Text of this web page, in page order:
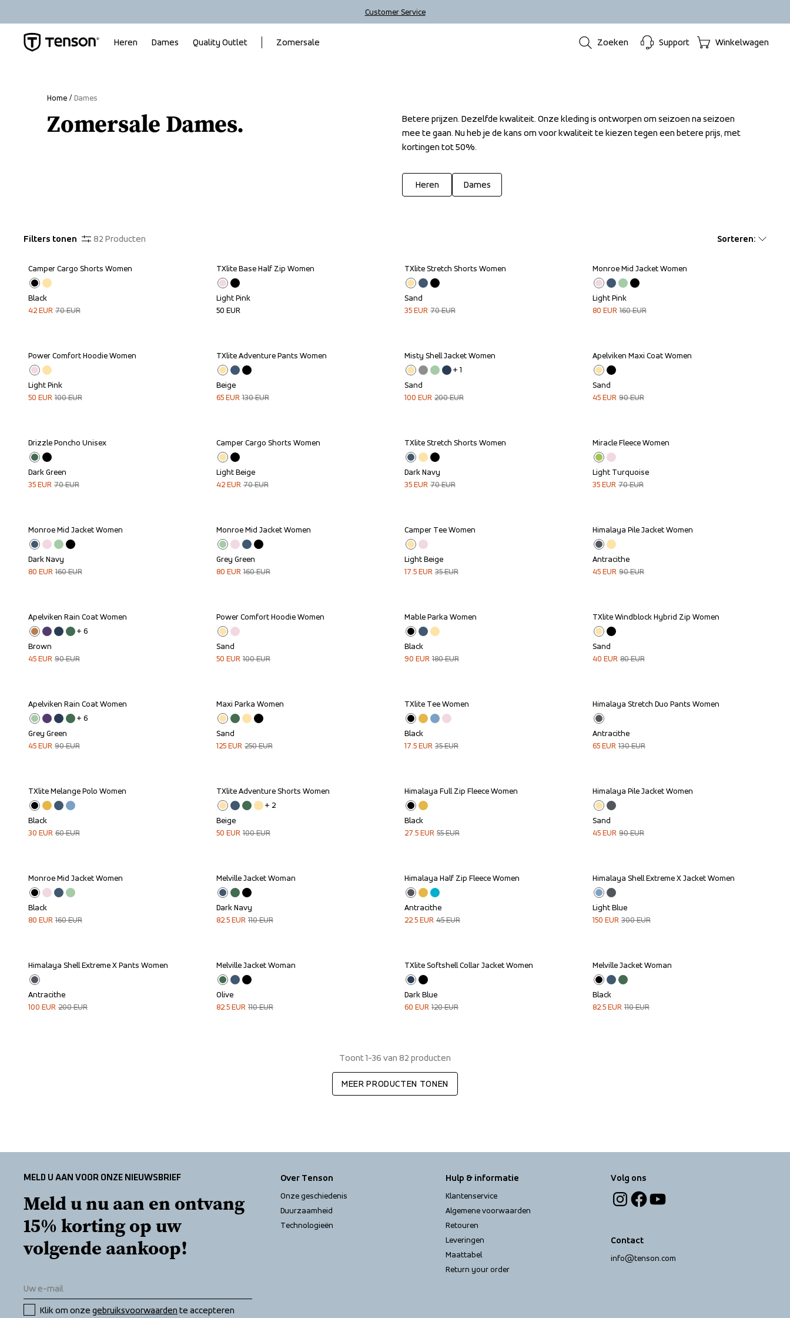
Customer Service
Heren Dames Quality Outlet Zomersale Zoeken Support Winkelwagen
Home Dames
Zomersale Dames.
Betere prijzen. Dezelfde kwaliteit. Onze kleding is ontworpen om seizoen na seizoen
mee te gaan. Nu heb je de kans om voor kwaliteit te kiezen tegen een betere prijs, met
kortingen tot 50%.
Heren Dames
Filters tonen 82 Producten Sorteren:
Sale
Camper Cargo Shorts Women
Black
42EUR 70EUR
TXlite Base Half Zip Women
Light Pink
50 EUR
Sale
TXlite Stretch Shorts Women
Sand
35EUR 70EUR
Sale
Monroe Mid Jacket Women
Light Pink
80 EUR 160EUR
Sale
Power Comfort Hoodie Women
Light Pink
50 EUR 100EUR
Sale
TXlite Adventure Pants Women
Beige
65EUR 130EUR
Sale
Misty Shell Jacket Women
+ 1
Sand
100 EUR 200EUR
Sale
Apelviken Maxi Coat Women
Sand
45EUR 90EUR
Sale
Drizzle Poncho Unisex
Dark Green
35EUR 70EUR
Sale
Camper Cargo Shorts Women
Light Beige
42EUR 70EUR
Sale
TXlite Stretch Shorts Women
Dark Navy
35EUR 70EUR
Sale
Miracle Fleece Women
Light Turquoise
35EUR 70EUR
Sale
Monroe Mid Jacket Women
Dark Navy
80 EUR 160EUR
Sale
Monroe Mid Jacket Women
Grey Green
80 EUR 160EUR
Sale
Camper Tee Women
Light Beige
17.5EUR 35EUR
Sale
Himalaya Pile Jacket Women
Antracithe
45EUR 90EUR
Sale
Apelviken Rain Coat Women
+ 6
Brown
45EUR 90EUR
Sale
Power Comfort Hoodie Women
Sand
50 EUR 100EUR
Sale
Mable Parka Women
Black
90 EUR 180EUR
Sale
TXlite Windblock Hybrid Zip Women
Sand
40 EUR 80EUR
Sale
Apelviken Rain Coat Women
+ 6
Grey Green
45EUR 90EUR
Sale
Maxi Parka Women
Sand
125EUR 250EUR
Sale
TXlite Tee Women
Black
17.5EUR 35EUR
Sale
Himalaya Stretch Duo Pants Women
Antracithe
65EUR 130EUR
Sale
TXlite Melange Polo Women
Black
30 EUR 60EUR
Sale
TXlite Adventure Shorts Women
+ 2
Beige
50 EUR 100EUR
Sale
Himalaya Full Zip Fleece Women
Black
27.5EUR 55EUR
Sale
Himalaya Pile Jacket Women
Sand
45EUR 90EUR
Sale
Monroe Mid Jacket Women
Black
80 EUR 160EUR
Sale
Melville Jacket Woman
Dark Navy
82.5EUR 110EUR
Sale
Himalaya Half Zip Fleece Women
Antracithe
22.5EUR 45EUR
Sale
Himalaya Shell Extreme X Jacket Women
Light Blue
150 EUR 300EUR
Sale
Himalaya Shell Extreme X Pants Women
Antracithe
100 EUR 200EUR
Sale
Melville Jacket Woman
Olive
82.5EUR 110EUR
Sale
TXlite Softshell Collar Jacket Women
Dark Blue
60 EUR 120EUR
Sale
Melville Jacket Woman
Black
82.5EUR 110EUR
Toont 1-36 van 82 producten
MEER PRODUCTEN TONEN
MELD U AAN VOOR ONZE NIEUWSBRIEF
Meld u nu aan en ontvang
15% korting op uw
volgende aankoop!
Klik om onze gebruiksvoorwaarden te accepteren
Over Tenson
Onze geschiedenis
Duurzaamheid
Technologieën
Hulp & informatie
Klantenservice
Algemene voorwaarden
Retouren
Leveringen
Maattabel
Return your order
Volg ons
Contact
info@tenson.com